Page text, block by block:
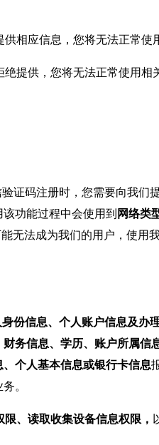
相应信息，您将无法正常使
提供，您将无法正常使用
证码注册时，您需要向我们
功能过程中会使用到 网络类
无法成为我们的用户，使用
份信息、个人账户信息及办
务信息、学历、账户所属
个人基本信息或银行卡信息
。
、读取收集设备信息权限，